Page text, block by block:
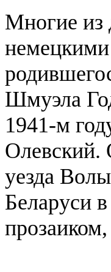
Многие из
Шмуэла
1941-м
Олевский.
уезда
Беларуси